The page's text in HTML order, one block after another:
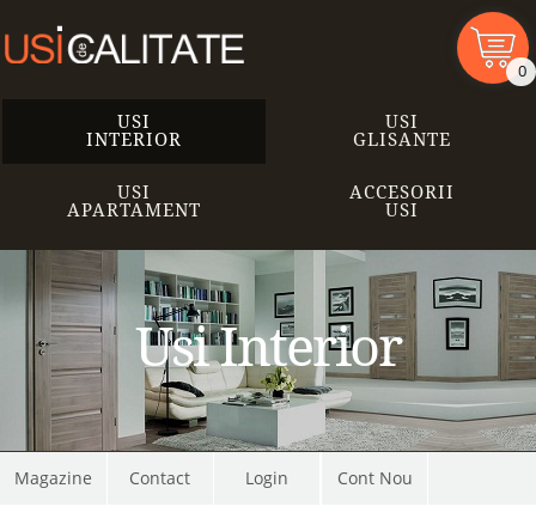
0
USI
INTERIOR
USI
GLISANTE
USI
APARTAMENT
ACCESORII
USI
Usi Interior
Magazine Contact Cont Nou